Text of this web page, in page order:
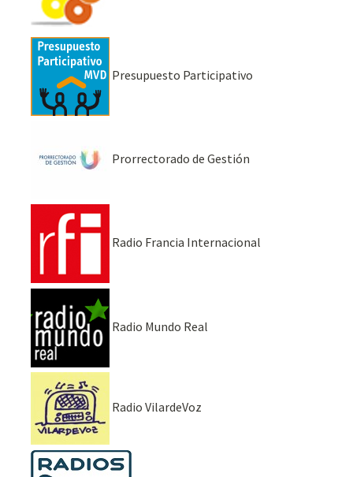
Presupuesto Participativo
Prorrectorado de Gestión
Radio Francia Internacional
Radio Mundo Real
Radio VilardeVoz